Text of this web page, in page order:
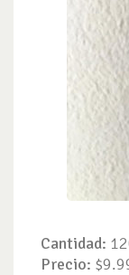
Cantidad:
Precio: